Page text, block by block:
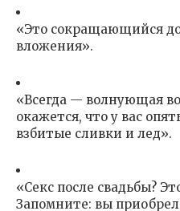
«Это сокращающийся
вложения».
«Всегда — волнующая
окажется, что у вас
взбитые сливки и лед».
«Секс после свадьбы?
Запомните: вы